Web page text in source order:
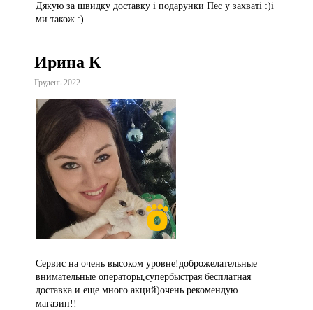
Дякую за швидку доставку і подарунки Пес у захваті :)і
ми також :)
Ирина К
Грудень 2022
Сервис на очень высоком уровне!доброжелательные
внимательные операторы,супербыстрая бесплатная
доставка и еще много акций)очень рекомендую
магазин!!